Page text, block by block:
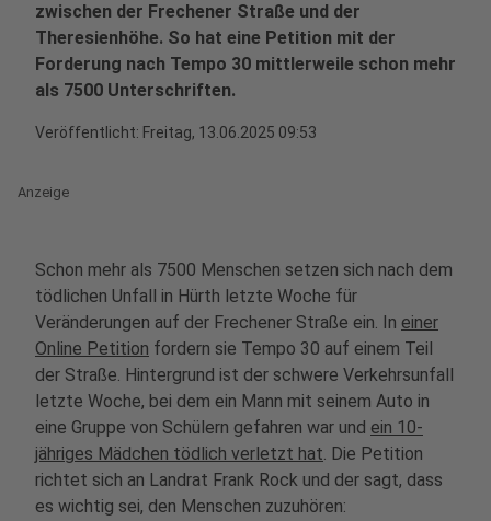
zwischen der Frechener Straße und der
Theresienhöhe. So hat eine Petition mit der
Forderung nach Tempo 30 mittlerweile schon mehr
als 7500 Unterschriften.
Veröffentlicht: Freitag, 13.06.2025 09:53
Anzeige
Schon mehr als 7500 Menschen setzen sich nach dem
tödlichen Unfall in Hürth letzte Woche für
Veränderungen auf der Frechener Straße ein. In einer
Online Petition fordern sie Tempo 30 auf einem Teil
der Straße. Hintergrund ist der schwere Verkehrsunfall
letzte Woche, bei dem ein Mann mit seinem Auto in
eine Gruppe von Schülern gefahren war und ein 10-
jähriges Mädchen tödlich verletzt hat. Die Petition
richtet sich an Landrat Frank Rock und der sagt, dass
es wichtig sei, den Menschen zuzuhören: